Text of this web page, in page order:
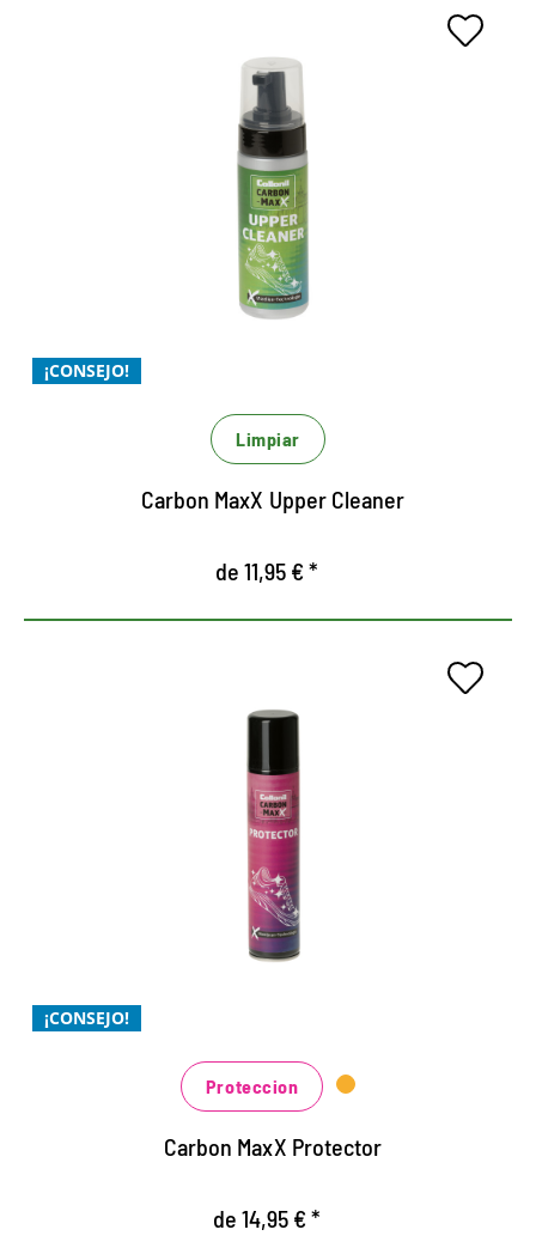
¡CONSEJO!
La mejor limpieza superior con
tecnología micelar
Para una limpieza Xtra suave
Xtra potente y Xtrem económico
Para una limpieza potente y eficaz de todos los
Limpiar
Carbon MaxX Upper Cleaner
de 11,95 € *
¡CONSEJO!
Tecnología de membrana
Collonil para una protección
Xtra
Protección extra en condiciones húmedas
Xtra defensa contra la suciedad
Xtra económico, necesita aplicarse con menos
Proteccion
Carbon MaxX Protector
de 14,95 € *